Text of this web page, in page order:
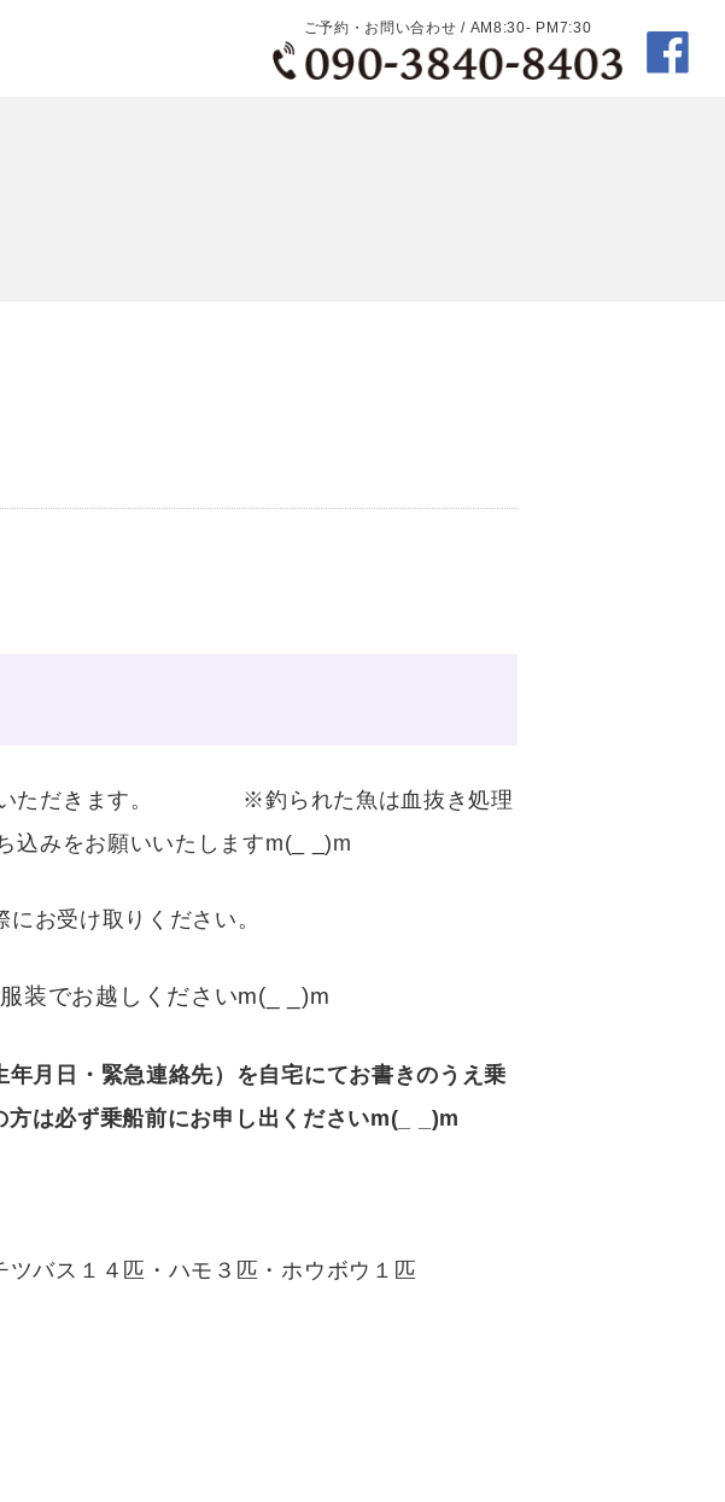
ご予約・お問い合わせ / AM8:30- PM7:30
ていただきます。 ※釣られた魚は血抜き処理
込みをお願いいたしますm(_ _)m
にお受け取りください。
装でお越しくださいm(_ _)m
月日・緊急連絡先）を自宅にてお書きのうえ乗
は必ず乗船前にお申し出くださいm(_ _)m
バス１４匹・ハモ３匹・ホウボウ１匹